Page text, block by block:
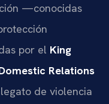
—conocidas
por el King
Relations
de violencia